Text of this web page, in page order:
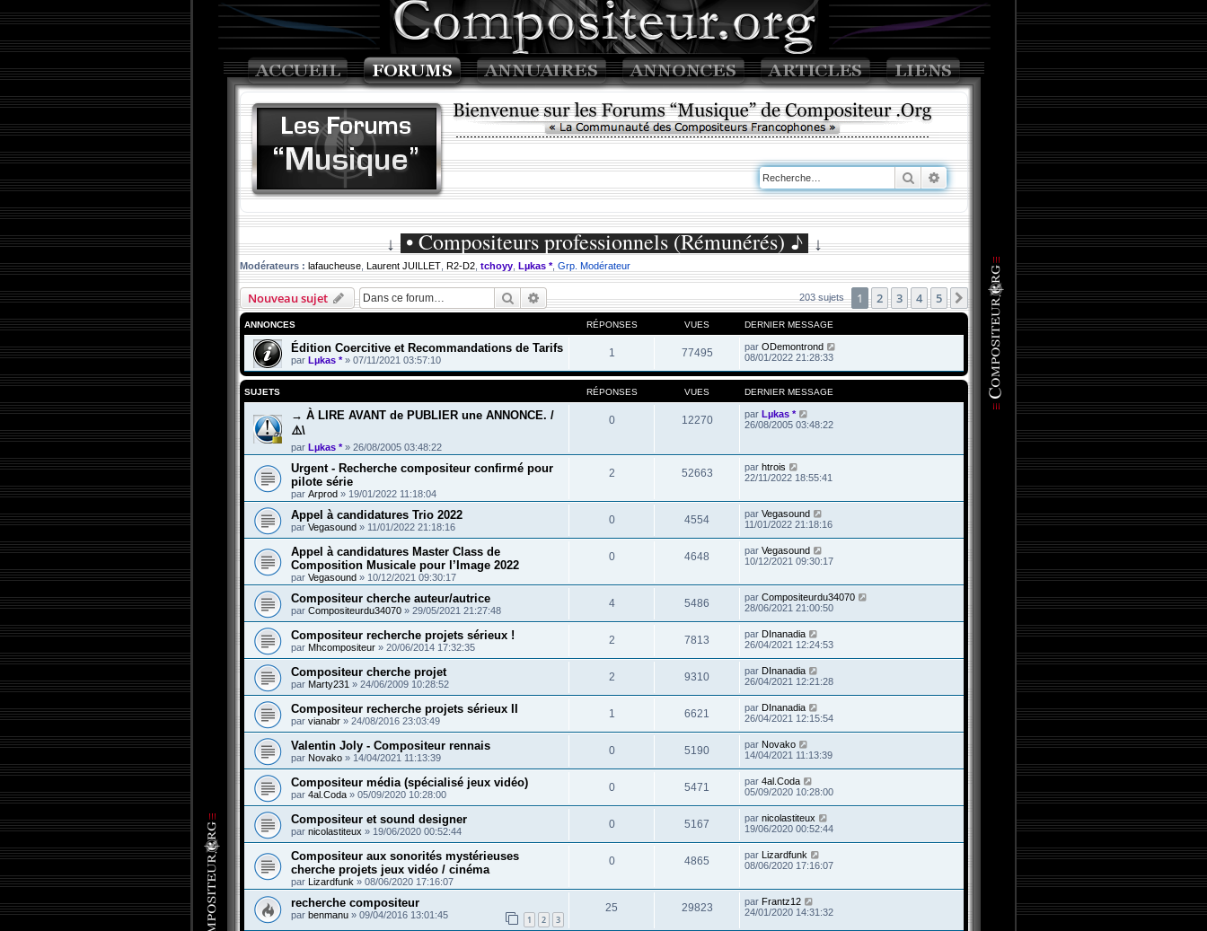
RechercherRecherche avancée
↓ • Compositeurs professionnels (Rémunérés) ♪ ↓
Modérateurs : lafaucheuse Laurent JUILLET R2-D2 tchoyy Lµkas *, Grp. Modérateur
Nouveau sujet Rechercher
Recherche avancée 203 sujets 1 2 3 4 5 Suivante
ANNONCES RÉPONSES VUES DERNIER MESSAGE
Édition Coercitive et Recommandations de Tarifs
par Lµkas *» 07/11/2021 03:57:10
1 77495 par ODemontrond
08/01/2022 21:28:33
SUJETS RÉPONSES VUES DERNIER MESSAGE
→ À LIRE AVANT de PUBLIER une ANNONCE. /
⚠️\
par Lµkas *» 26/08/2005 03:48:22
0 12270 par Lµkas *
26/08/2005 03:48:22
Urgent - Recherche compositeur confirmé pour
pilote série
par Arprod » 19/01/2022 11:18:04
2 52663 par htrois
22/11/2022 18:55:41
Appel à candidatures Trio 2022
par Vegasound » 11/01/2022 21:18:16
0 4554 par Vegasound
11/01/2022 21:18:16
Appel à candidatures Master Class de
Composition Musicale pour l’Image 2022⁠
par Vegasound » 10/12/2021 09:30:17
0 4648 par Vegasound
10/12/2021 09:30:17
Compositeur cherche auteur/autrice
par Compositeurdu34070 » 29/05/2021 21:27:48
4 5486 par Compositeurdu34070
28/06/2021 21:00:50
Compositeur recherche projets sérieux !
par Mhcompositeur » 20/06/2014 17:32:35
2 7813 par DInanadia
26/04/2021 12:24:53
Compositeur cherche projet
par Marty231 » 24/06/2009 10:28:52
2 9310 par DInanadia
26/04/2021 12:21:28
Compositeur recherche projets sérieux II
par vianabr » 24/08/2016 23:03:49
1 6621 par DInanadia
26/04/2021 12:15:54
Valentin Joly - Compositeur rennais
par Novako » 14/04/2021 11:13:39
0 5190 par Novako
14/04/2021 11:13:39
Compositeur média (spécialisé jeux vidéo)
par 4al.Coda » 05/09/2020 10:28:00
0 5471 par 4al.Coda
05/09/2020 10:28:00
Compositeur et sound designer
par nicolastiteux » 19/06/2020 00:52:44
0 5167 par nicolastiteux
19/06/2020 00:52:44
Compositeur aux sonorités mystérieuses
cherche projets jeux vidéo / cinéma
par Lizardfunk » 08/06/2020 17:16:07
0 4865 par Lizardfunk
08/06/2020 17:16:07
recherche compositeur
par benmanu » 09/04/2016 13:01:45 1 2 3
25 29823 par Frantz12
24/01/2020 14:31:32